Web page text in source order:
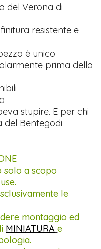
del Verona di
resistente e
è unico
prima della
stupire. E per chi
del Bentegodi
solo a scopo
le
montaggio ed
MINIATURA e